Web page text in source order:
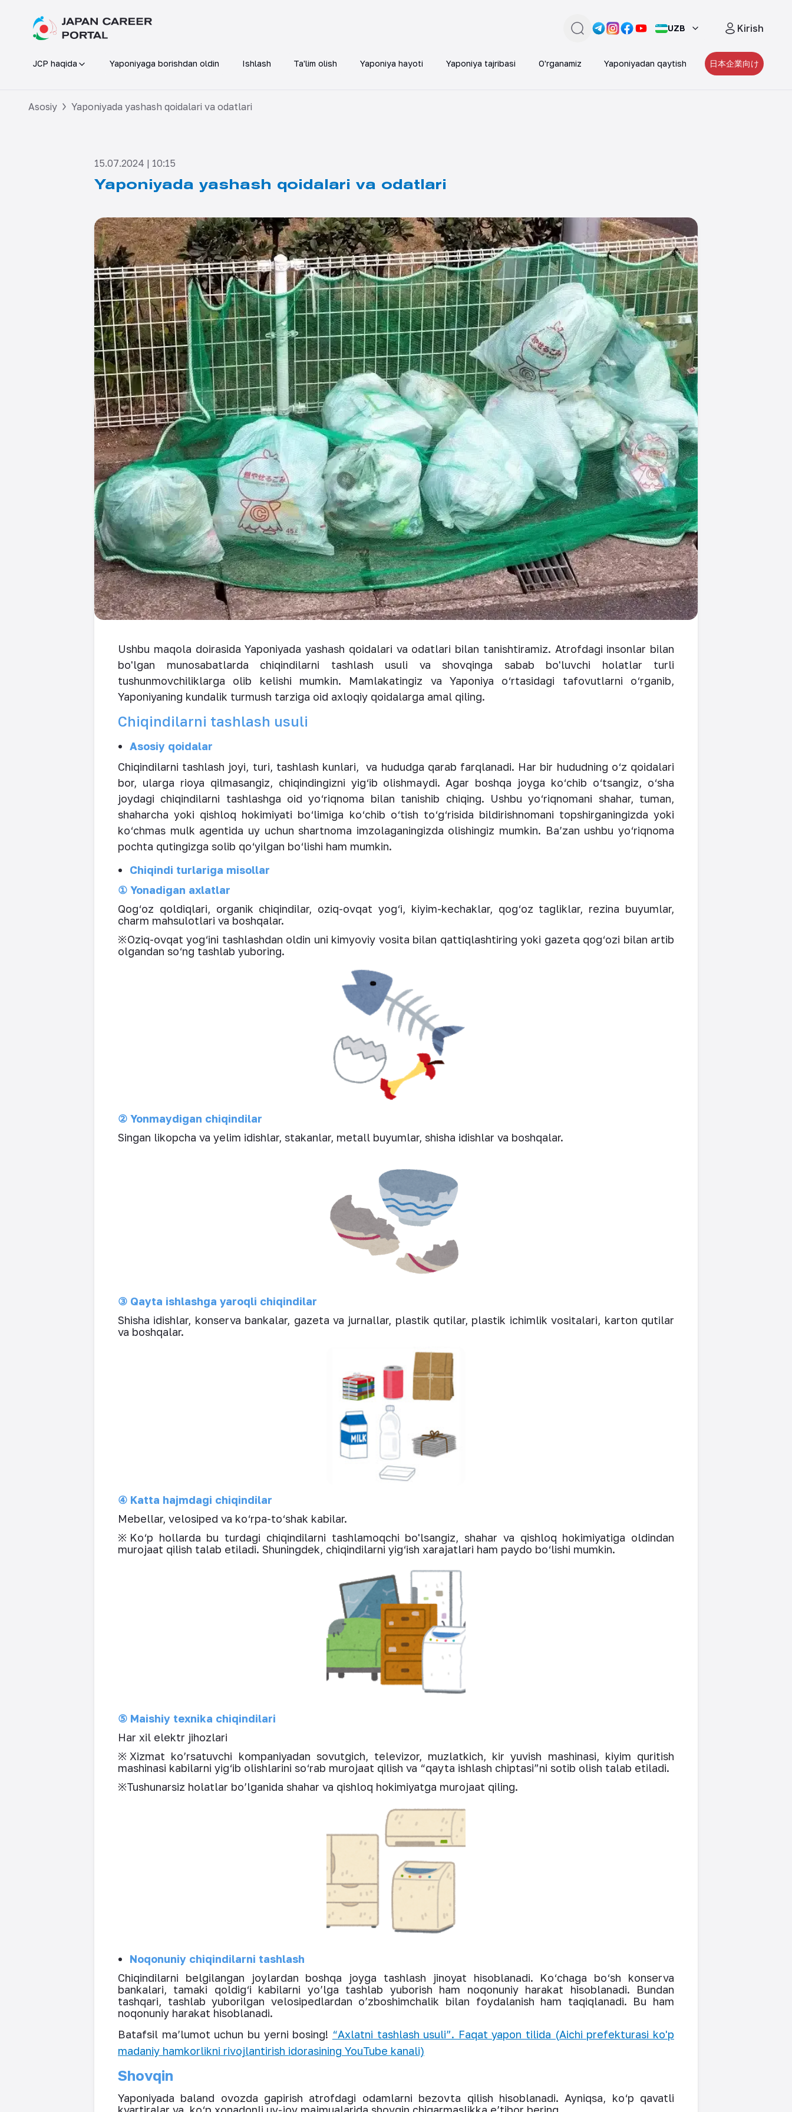
Qidirish
UZB Kirish
JCP haqida Yaponiyaga borishdan oldin Ishlash Ta'lim olish Yaponiya hayoti Yaponiya tajribasi O'rganamiz Yaponiyadan qaytish 日本企業向け
Asosiy Yaponiyada yashash qoidalari va odatlari
15.07.2024 | 10:15
Yaponiyada yashash qoidalari va odatlari
Ushbu maqola doirasida Yaponiyada yashash qoidalari va odatlari bilan tanishtiramiz. Atrofdagi insonlar bilan
bo'lgan munosabatlarda chiqindilarni tashlash usuli va shovqinga sabab bo'luvchi holatlar turli
tushunmovchiliklarga olib kelishi mumkin. Mamlakatingiz va Yaponiya o‘rtasidagi tafovutlarni o‘rganib,
Yaponiyaning kundalik turmush tarziga oid axloqiy qoidalarga amal qiling.
Chiqindilarni tashlash usuli
Asosiy qoidalar
Chiqindilarni tashlash joyi, turi, tashlash kunlari, va hududga qarab farqlanadi. Har bir hududning o‘z qoidalari
bor, ularga rioya qilmasangiz, chiqindingizni yig‘ib olishmaydi. Agar boshqa joyga ko‘chib o‘tsangiz, o‘sha
joydagi chiqindilarni tashlashga oid yo‘riqnoma bilan tanishib chiqing. Ushbu yo‘riqnomani shahar, tuman,
shaharcha yoki qishloq hokimiyati bo‘limiga ko‘chib o‘tish to‘g‘risida bildirishnomani topshirganingizda yoki
ko‘chmas mulk agentida uy uchun shartnoma imzolaganingizda olishingiz mumkin. Ba’zan ushbu yo‘riqnoma
pochta qutingizga solib qo‘yilgan bo‘lishi ham mumkin.
Chiqindi turlariga misollar
① Yonadigan axlatlar
Qog‘oz qoldiqlari, organik chiqindilar, oziq-ovqat yog‘i, kiyim-kechaklar, qog‘oz tagliklar, rezina buyumlar,
charm mahsulotlari va boshqalar.
※Oziq-ovqat yog‘ini tashlashdan oldin uni kimyoviy vosita bilan qattiqlashtiring yoki gazeta qog‘ozi bilan artib
olgandan so‘ng tashlab yuboring.
② Yonmaydigan chiqindilar
Singan likopcha va yelim idishlar, stakanlar, metall buyumlar, shisha idishlar va boshqalar.
③ Qayta ishlashga yaroqli chiqindilar
Shisha idishlar, konserva bankalar, gazeta va jurnallar, plastik qutilar, plastik ichimlik vositalari, karton qutilar
va boshqalar.
④ Katta hajmdagi chiqindilar
Mebellar, velosiped va ko‘rpa-to‘shak kabilar.
※Ko‘p hollarda bu turdagi chiqindilarni tashlamoqchi bo'lsangiz, shahar va qishloq hokimiyatiga oldindan
murojaat qilish talab etiladi. Shuningdek, chiqindilarni yig‘ish xarajatlari ham paydo bo‘lishi mumkin.
⑤ Maishiy texnika chiqindilari
Har xil elektr jihozlari
※Xizmat ko’rsatuvchi kompaniyadan sovutgich, televizor, muzlatkich, kir yuvish mashinasi, kiyim quritish
mashinasi kabilarni yig‘ib olishlarini so‘rab murojaat qilish va “qayta ishlash chiptasi”ni sotib olish talab etiladi.
※Tushunarsiz holatlar bo’lganida shahar va qishloq hokimiyatga murojaat qiling.
Noqonuniy chiqindilarni tashlash
Chiqindilarni belgilangan joylardan boshqa joyga tashlash jinoyat hisoblanadi. Ko‘chaga bo‘sh konserva
bankalari, tamaki qoldig‘i kabilarni yo’lga tashlab yuborish ham noqonuniy harakat hisoblanadi. Bundan
tashqari, tashlab yuborilgan velosipedlardan o’zboshimchalik bilan foydalanish ham taqiqlanadi. Bu ham
noqonuniy harakat hisoblanadi.
Batafsil ma’lumot uchun bu yerni bosing! “Axlatni tashlash usuli”. Faqat yapon tilida (Aichi prefekturasi ko'p
madaniy hamkorlikni rivojlantirish idorasining YouTube kanali)
Shovqin
Yaponiyada baland ovozda gapirish atrofdagi odamlarni bezovta qilish hisoblanadi. Ayniqsa, ko‘p qavatli